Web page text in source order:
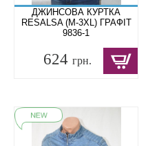
ДЖИНСОВА КУРТКА
RESALSA (M-3XL) ГРАФІТ
9836-1
624 грн.